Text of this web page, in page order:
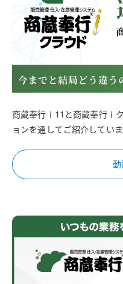
商蔵奉行ｉ11と商蔵奉行ｉ
ョンを通してご紹介していま
動